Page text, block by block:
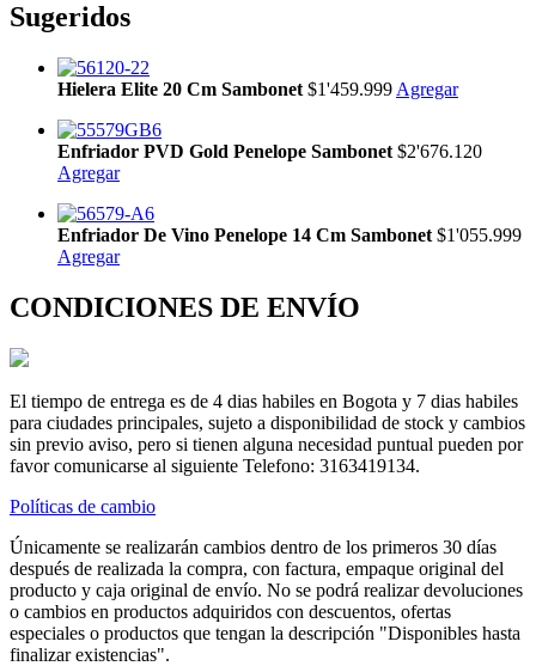
Sugeridos
Hielera Elite 20 Cm Sambonet $1'459.999 Agregar
Enfriador PVD Gold Penelope Sambonet $2'676.120
Agregar
Enfriador De Vino Penelope 14 Cm Sambonet $1'055.999
Agregar
CONDICIONES DE ENVÍO
El tiempo de entrega es de 4 dias habiles en Bogota y 7 dias habiles
para ciudades principales, sujeto a disponibilidad de stock y cambios
sin previo aviso, pero si tienen alguna necesidad puntual pueden por
favor comunicarse al siguiente Telefono: 3163419134.
Políticas de cambio
Únicamente se realizarán cambios dentro de los primeros 30 días
después de realizada la compra, con factura, empaque original del
producto y caja original de envío. No se podrá realizar devoluciones
o cambios en productos adquiridos con descuentos, ofertas
especiales o productos que tengan la descripción "Disponibles hasta
finalizar existencias".